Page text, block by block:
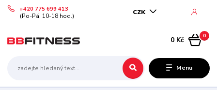
Menu
CZK
+420 775 699 413
(Po-Pá, 10-18 hod.)
0
0 Kč